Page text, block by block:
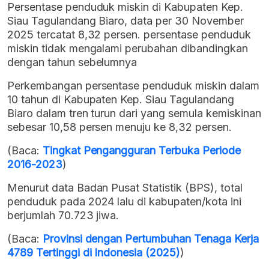
Persentase penduduk miskin di Kabupaten Kep.
Siau Tagulandang Biaro, data per 30 November
2025 tercatat 8,32 persen. persentase penduduk
miskin tidak mengalami perubahan dibandingkan
dengan tahun sebelumnya
Perkembangan persentase penduduk miskin dalam
10 tahun di Kabupaten Kep. Siau Tagulandang
Biaro dalam tren turun dari yang semula kemiskinan
sebesar 10,58 persen menuju ke 8,32 persen.
(Baca: Tingkat Pengangguran Terbuka Periode
2016-2023)
Menurut data Badan Pusat Statistik (BPS), total
penduduk pada 2024 lalu di kabupaten/kota ini
berjumlah 70.723 jiwa.
(Baca: Provinsi dengan Pertumbuhan Tenaga Kerja
4789 Tertinggi di Indonesia (2025))